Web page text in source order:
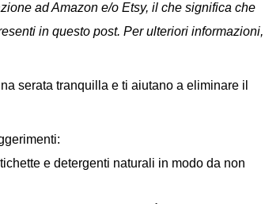
ad Amazon e/o Etsy, il che significa che
in questo post. Per ulteriori informazioni,
serata tranquilla e ti aiutano a eliminare il
e detergenti naturali in modo da non